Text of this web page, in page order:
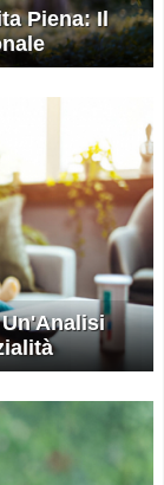
Piena: Il